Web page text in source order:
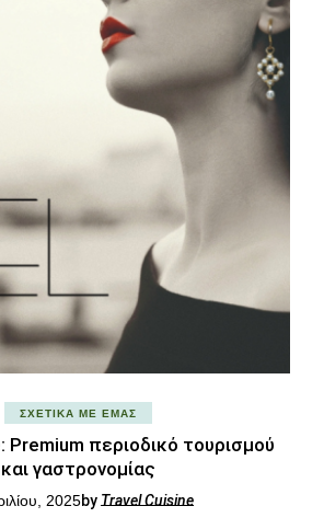
ΣΧΕΤΙΚΆ ΜΕ ΕΜΆΣ
Premium περιοδικό τουρισμού
και γαστρονομίας
2025byTravel Cuisine